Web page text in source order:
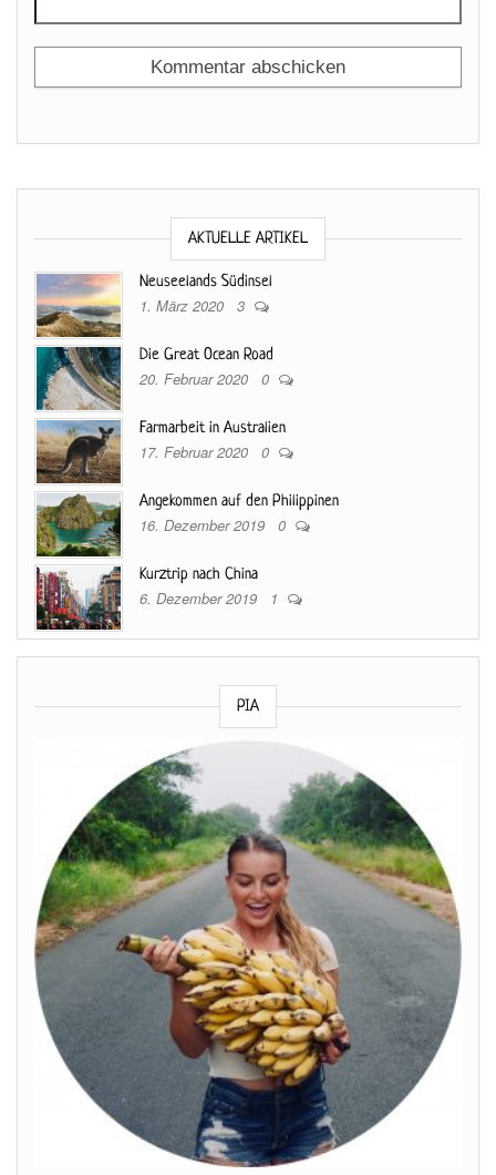
AKTUELLE ARTIKEL
Neuseelands Südinsel
1. März 2020 3
Die Great Ocean Road
20. Februar 2020 0
Farmarbeit in Australien
17. Februar 2020 0
Angekommen auf den Philippinen
16. Dezember 2019 0
Kurztrip nach China
6. Dezember 2019 1
PIA